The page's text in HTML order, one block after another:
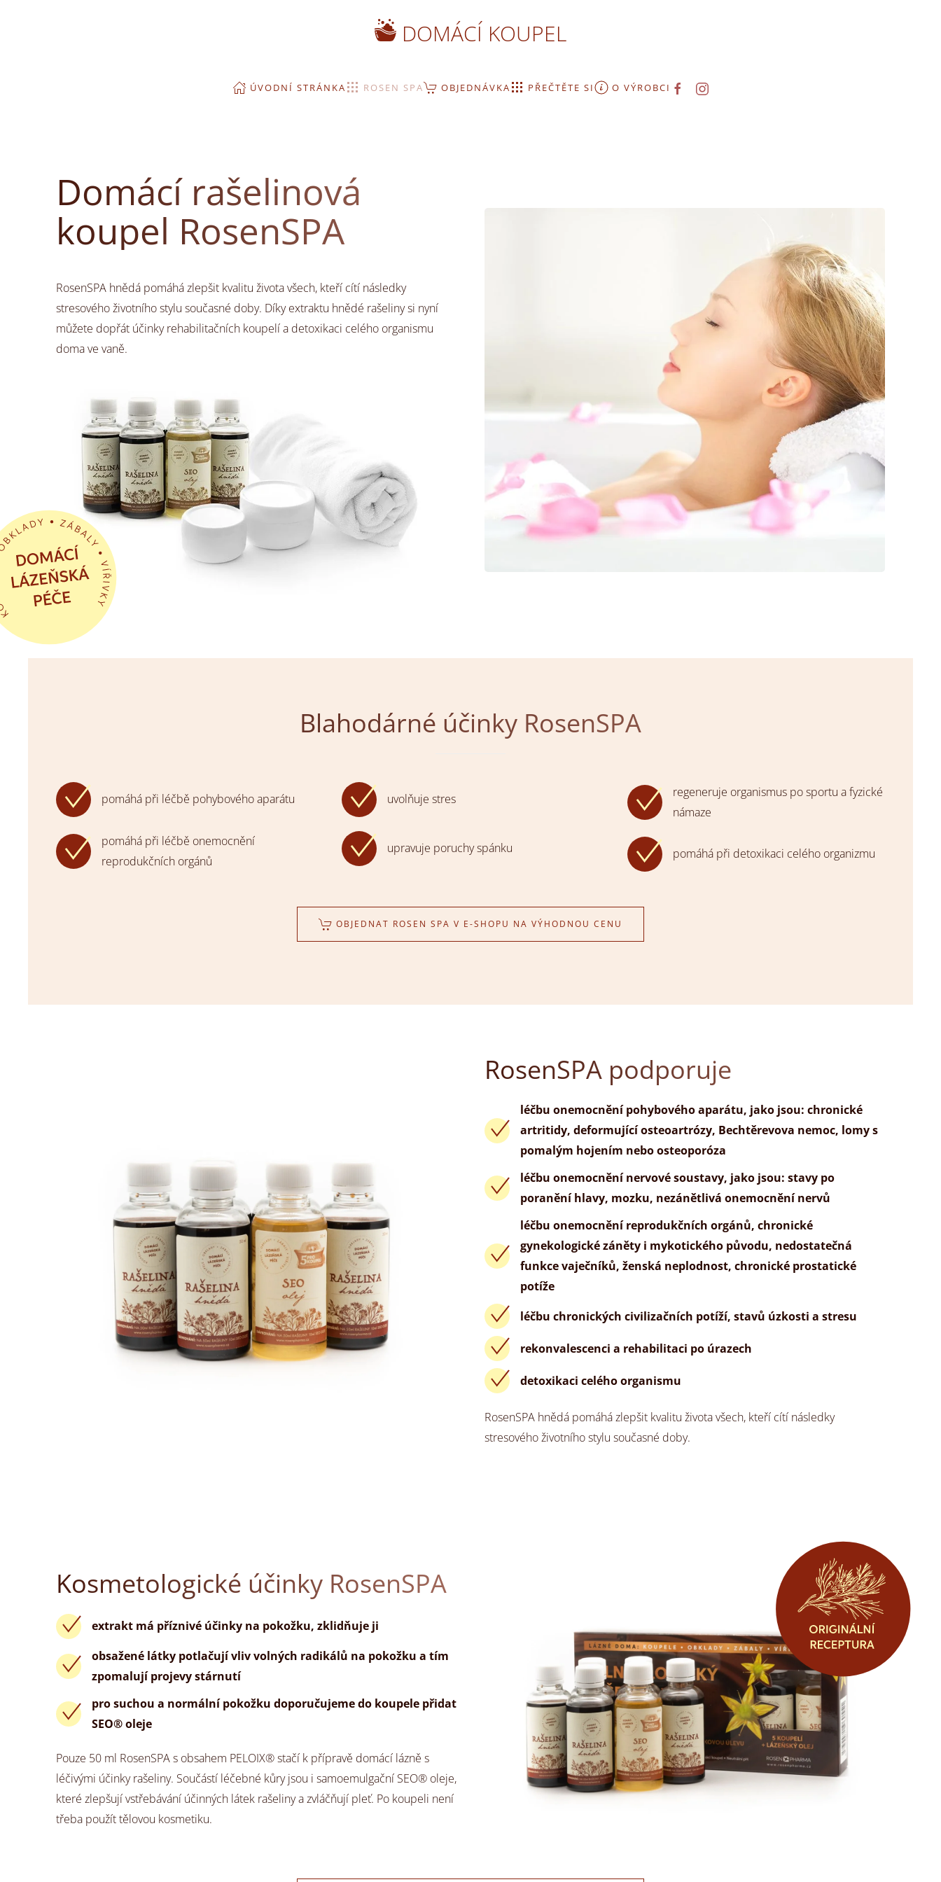
DOMÁCÍ KOUPEL
ÚVODNÍ STRÁNKA ROSEN SPA OBJEDNÁVKA PŘEČTĚTE SI O VÝROBCI
Domácí rašelinová
koupel RosenSPA
RosenSPA hnědá pomáhá zlepšit kvalitu života všech, kteří cítí následky
stresového životního stylu současné doby. Díky extraktu hnědé rašeliny si nyní
můžete dopřát účinky rehabilitačních koupelí a detoxikaci celého organismu
doma ve vaně.
Blahodárné účinky RosenSPA
pomáhá při léčbě pohybového aparátu
pomáhá při léčbě onemocnění
reprodukčních orgánů
uvolňuje stres
upravuje poruchy spánku
regeneruje organismus po sportu a fyzické
námaze
pomáhá při detoxikaci celého organizmu
OBJEDNAT ROSEN SPA V E-SHOPU NA VÝHODNOU CENU
RosenSPA podporuje
léčbu onemocnění pohybového aparátu, jako jsou: chronické
artritidy, deformující osteoartrózy, Bechtěrevova nemoc, lomy s
pomalým hojením nebo osteoporóza
léčbu onemocnění nervové soustavy, jako jsou: stavy po
poranění hlavy, mozku, nezánětlivá onemocnění nervů
léčbu onemocnění reprodukčních orgánů, chronické
gynekologické záněty i mykotického původu, nedostatečná
funkce vaječníků, ženská neplodnost, chronické prostatické
potíže
léčbu chronických civilizačních potíží, stavů úzkosti a stresu
rekonvalescenci a rehabilitaci po úrazech
detoxikaci celého organismu
RosenSPA hnědá pomáhá zlepšit kvalitu života všech, kteří cítí následky
stresového životního stylu současné doby.
Kosmetologické účinky RosenSPA
extrakt má příznivé účinky na pokožku, zklidňuje ji
obsažené látky potlačují vliv volných radikálů na pokožku a tím
zpomalují projevy stárnutí
pro suchou a normální pokožku doporučujeme do koupele přidat
SEO® oleje
Pouze 50 ml RosenSPA s obsahem PELOIX® stačí k přípravě domácí lázně s
léčivými účinky rašeliny. Součástí léčebné kůry jsou i samoemulgační SEO® oleje,
které zlepšují vstřebávání účinných látek rašeliny a zvláčňují pleť. Po koupeli není
třeba použít tělovou kosmetiku.